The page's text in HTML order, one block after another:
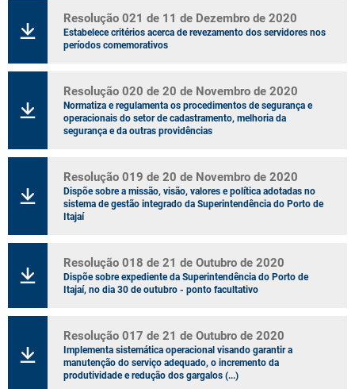
Resolução 021 de 11 de Dezembro de 2020
Estabelece critérios acerca de revezamento dos servidores nos
períodos comemorativos
Resolução 020 de 20 de Novembro de 2020
Normatiza e regulamenta os procedimentos de segurança e
operacionais do setor de cadastramento, melhoria da
segurança e da outras providências
Resolução 019 de 20 de Novembro de 2020
Dispõe sobre a missão, visão, valores e política adotadas no
sistema de gestão integrado da Superintendência do Porto de
Itajaí
Resolução 018 de 21 de Outubro de 2020
Dispõe sobre expediente da Superintendência do Porto de
Itajaí, no dia 30 de outubro - ponto facultativo
Resolução 017 de 21 de Outubro de 2020
Implementa sistemática operacional visando garantir a
manutenção do serviço adequado, o incremento da
produtividade e redução dos gargalos (...)